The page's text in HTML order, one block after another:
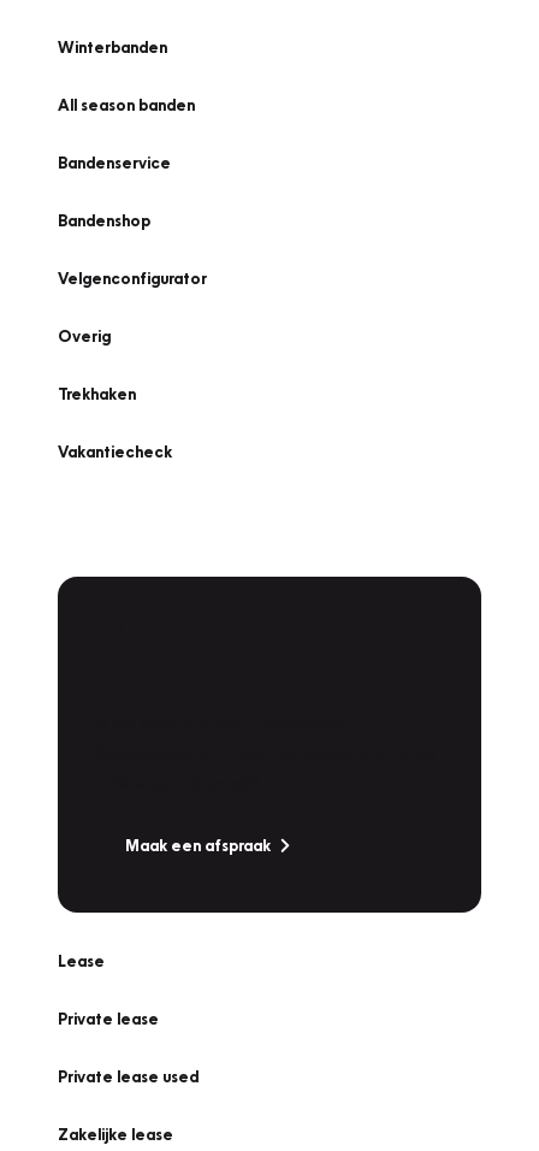
Winterbanden
All season banden
Bandenservice
Bandenshop
Velgenconfigurator
Overig
Trekhaken
Vakantiecheck
Maak een afspraak
Lease
Private lease
Private lease used
Zakelijke lease